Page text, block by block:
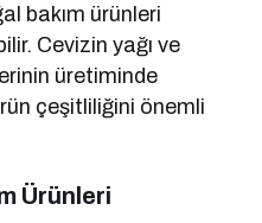
bakım ürünleri
Cevizin yağı ve
üretiminde
çeşitliliğini önemli
Ürünleri